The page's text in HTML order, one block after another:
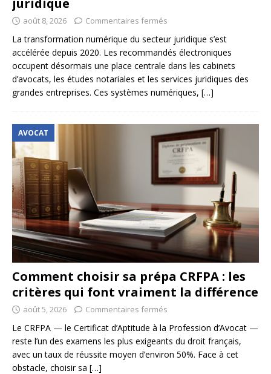
août 8, 2026 Commentaires fermés
La transformation numérique du secteur juridique s’est
accélérée depuis 2020. Les recommandés électroniques
occupent désormais une place centrale dans les cabinets
d’avocats, les études notariales et les services juridiques des
grandes entreprises. Ces systèmes numériques, […]
AVOCAT
Comment choisir sa prépa CRFPA : les
critères qui font vraiment la différence
août 5, 2026 Commentaires fermés
Le CRFPA — le Certificat d’Aptitude à la Profession d’Avocat —
reste l’un des examens les plus exigeants du droit français,
avec un taux de réussite moyen d’environ 50%. Face à cet
obstacle, choisir sa […]